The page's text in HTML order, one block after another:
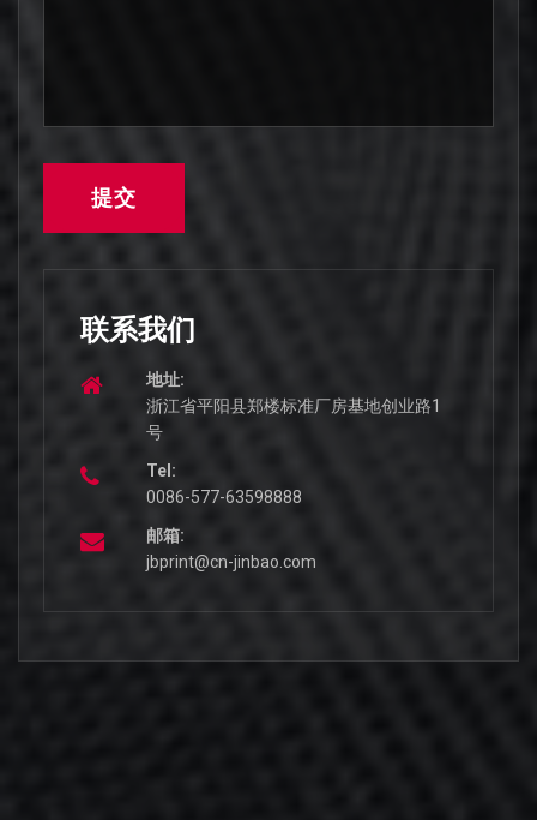
提交
联系我们
地址:
浙江省平阳县郑楼标准厂房基地创业路1
号
Tel:
0086-577-63598888
邮箱:
jbprint@cn-jinbao.com